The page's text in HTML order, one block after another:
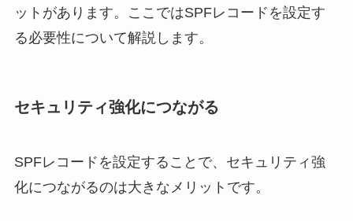
ットがあります。ここではSPFレコードを設定す
る必要性について解説します。
セキュリティ強化につながる
SPFレコードを設定することで、セキュリティ強
化につながるのは大きなメリットです。